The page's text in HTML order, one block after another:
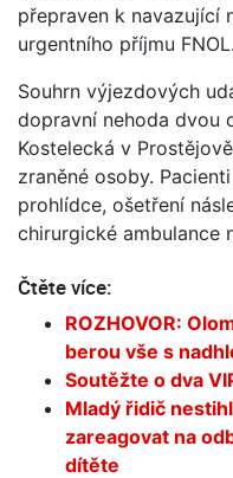
přepraven k navazující
urgentního příjmu FNOL.
Souhrn výjezdových
dopravní nehoda dvou
Kostelecká v
zraněné osoby.
prohlídce, ošetření
chirurgické ambulance
Čtěte více:
ROZHOVOR:
berou vše s
Soutěžte o dva
Mladý řidič
zareagovat na
dítěte